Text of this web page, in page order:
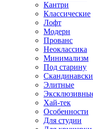
Кантри
Классические
Лофт
Модерн
Прованс
Неоклассика
Минимализм
Под старину
Элитные
Хай-тек
Особенности
Для студии